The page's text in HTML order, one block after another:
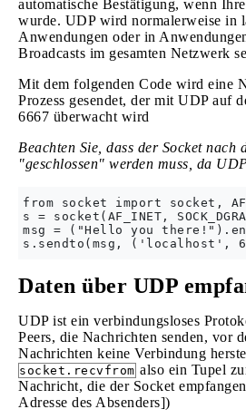
automatische Bestätigung, wenn
wurde. UDP wird normalerweise in
Anwendungen oder in
Broadcasts im gesamten Netzwerk
Mit dem folgenden Code wird eine
Prozess gesendet, der mit UDP auf
6667 überwacht wird
Beachten Sie, dass der Socket nach
"geschlossen" werden muss, da
from socket import socket,
s = socket(AF_INET,
msg = ("Hello you
Daten über UDP
UDP ist ein verbindungsloses
Peers, die Nachrichten senden, vor
Nachrichten keine Verbindung
socket.recvfrom also ein Tupel
Nachricht, die der Socket
Adresse des Absenders])